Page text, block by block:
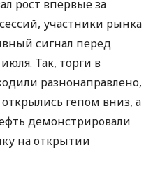
рост впервые за
участники рынка
сигнал перед
Так, торги в
разнонаправлено,
гепом вниз, а
демонстрировали
на открытии